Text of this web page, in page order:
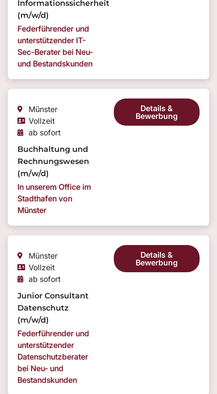
Informationssicherheit
(m/w/d)
Federführender und
unterstützender IT-
Sec-Berater bei Neu-
und Bestandskunden
Münster
Vollzeit
ab sofort
Buchhaltung und
Rechnungswesen
(m/w/d)
In unserem Office im
Stadthafen von
Münster
Details &
Bewerbung
Münster
Vollzeit
ab sofort
Junior Consultant
Datenschutz
(m/w/d)
Federführender und
unterstützender
Datenschutzberater
bei Neu- und
Bestandskunden
Details &
Bewerbung